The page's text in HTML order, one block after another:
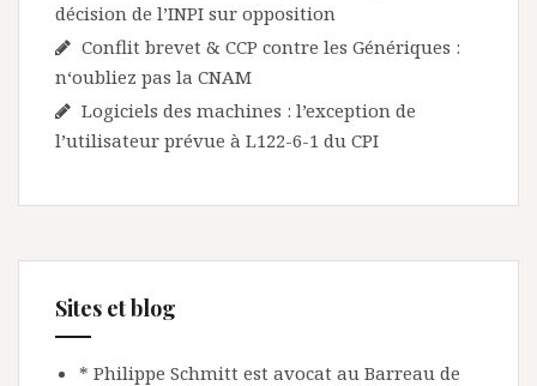
décision de l’INPI sur opposition
Conflit brevet & CCP contre les Génériques :
n‘oubliez pas la CNAM
Logiciels des machines : l’exception de
l’utilisateur prévue à L122-6-1 du CPI
Sites et blog
* Philippe Schmitt est avocat au Barreau de